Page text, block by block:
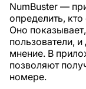
NumBuster —
определить,
Оно
пользователи,
мнение. В
позволяют
номере.